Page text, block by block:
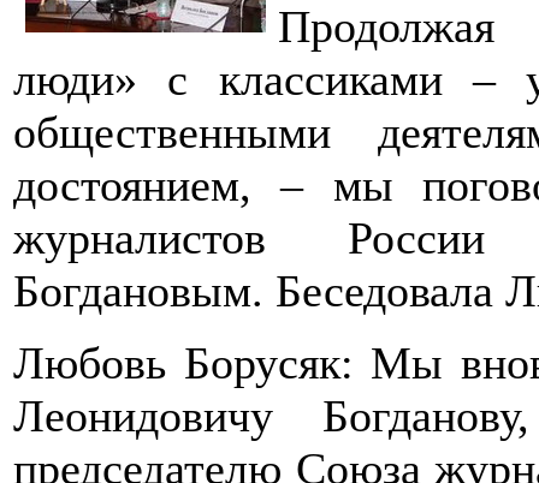
Продолжая
люди» с классиками –
общественными
достоянием, – мы
журналистов России
Богдановым. Беседовала
Любовь Борусяк: Мы
Леонидовичу
председателю Союза